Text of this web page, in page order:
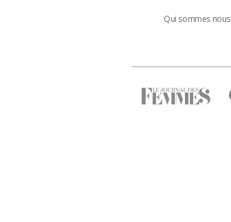
Qui sommes nous